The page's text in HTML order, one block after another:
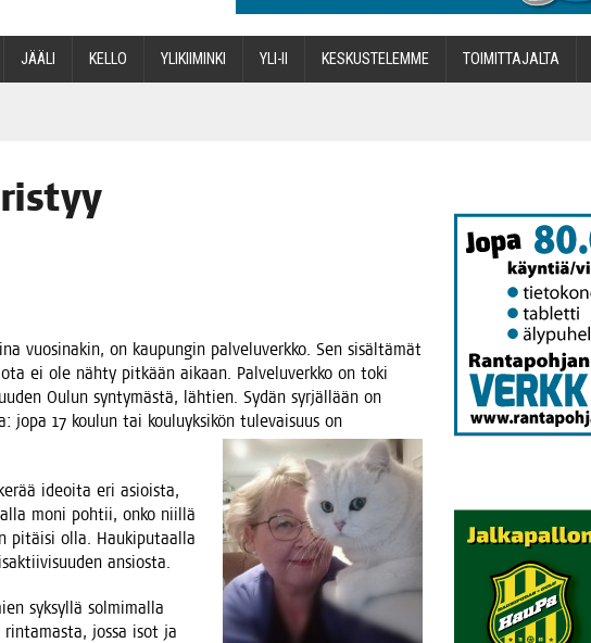
JÄÄ­LI KEL­LO YLI­KII­MIN­KI YLI-II KES­KUS­TE­LEM­ME TOI­MIT­TA­JAL­TA
vuo­si­na­kin, on kau­pun­gin pal­ve­lu­verk­ko. Sen sisäl­tä­mät
ei ole näh­ty pit­kään aikaan. Pal­ve­lu­verk­ko on toki
Oulun syn­ty­mäs­tä, läh­tien. Sydän syr­jäl­lään on
17 kou­lun tai kou­lu­yk­si­kön tule­vai­suus on
ideoi­ta eri asiois­ta,
moni poh­tii, onko niil­lä
pitäi­si olla. Hau­ki­pu­taal­la
ansiosta.
syk­syl­lä sol­mi­mal­la
rin­ta­mas­ta, jos­sa isot ja